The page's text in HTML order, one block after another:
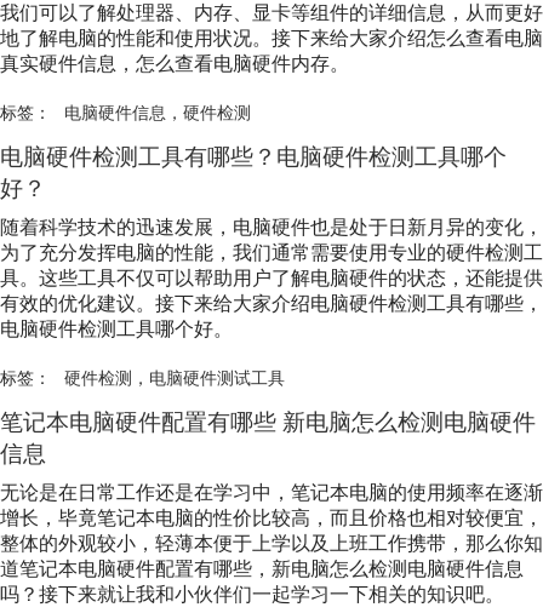
我们可以了解处理器、内存、显卡等组件的详细信息，从而更好
地了解电脑的性能和使用状况。接下来给大家介绍怎么查看电脑
真实硬件信息，怎么查看电脑硬件内存。
标签： 电脑硬件信息 ， 硬件检测
电脑硬件检测 工具有哪些？电脑硬件检测 工具哪个
好？
随着科学技术的迅速发展，电脑硬件也是处于日新月异的变化，
为了充分发挥电脑的性能，我们通常需要使用专业的硬件检测 工
具。这些工具不仅可以帮助用户了解电脑硬件的状态，还能提供
有效的优化建议。接下来给大家介绍电脑硬件检测 工具有哪些，
电脑硬件检测 工具哪个好。
标签： 硬件检测 ， 电脑硬件测试工具
笔记本电脑硬件配置有哪些 新电脑怎么检测电脑硬件
信息
无论是在日常工作还是在学习中，笔记本电脑的使用频率在逐渐
增长，毕竟笔记本电脑的性价比较高，而且价格也相对较便宜，
整体的外观较小，轻薄本便于上学以及上班工作携带，那么你知
道笔记本电脑硬件配置有哪些，新电脑怎么检测电脑硬件信息
吗？接下来就让我和小伙伴们一起学习一下相关的知识吧。